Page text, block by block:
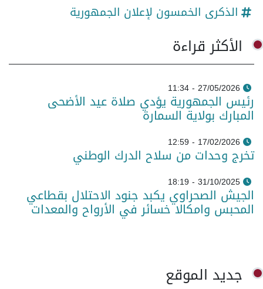
الذكرى الخمسون لإعلان الجمهورية
الأكثر قراءة
27/05/2026 - 11:34
رئيس الجمهورية يؤدي صلاة عيد الأضحى
المبارك بولاية السمارة
17/02/2026 - 12:59
تخرج وحدات من سلاح الدرك الوطني
31/10/2025 - 18:19
الجيش الصحراوي يكبد جنود الاحتلال بقطاعي
المحبس وامكالا خسائر في الأرواح والمعدات
جديد الموقع